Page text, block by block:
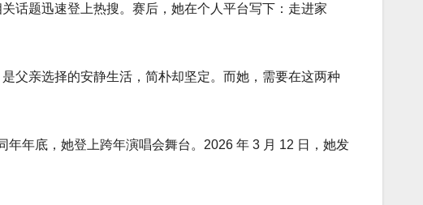
话题迅速登上热搜。赛后，她在个人平台写下：走进家
父亲选择的安静生活，简朴却坚定。而她，需要在这两种
年底，她登上跨年演唱会舞台。2026 年 3 月 12 日，她发